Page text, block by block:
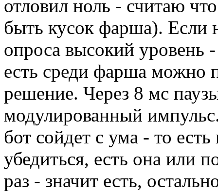
отловил ноль - считаю
быть кусок фарша). Если
опроса высокий уровень
есть среди фарша можно
решение. Через 8 мс
модулированный
бот сойдет с ума - то
убедиться, есть она или
раз - значит есть,